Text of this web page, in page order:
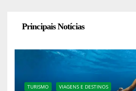
Principais Notícias
TURISMO VIAGENS E DESTINOS